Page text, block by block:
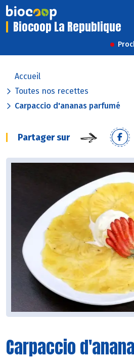
Biocoop La Republique
Accueil
Toutes nos recettes
Carpaccio d'ananas parfumé
Partager sur
Carpaccio